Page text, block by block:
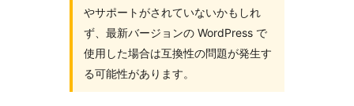
やサポートがされていないかもしれ
ず、最新バージョンの WordPress で
使用した場合は互換性の問題が発生す
る可能性があります。